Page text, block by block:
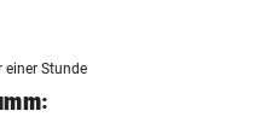
einer Stunde